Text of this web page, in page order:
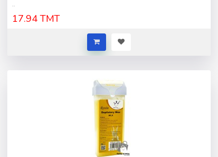
..
17.94 TMT